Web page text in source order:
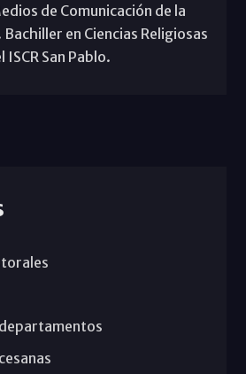
de Comunicación de la
en Ciencias Religiosas
ISCR San Pablo.